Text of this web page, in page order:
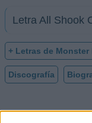
Letra All Shook
+ Letras de Monster
Discografía